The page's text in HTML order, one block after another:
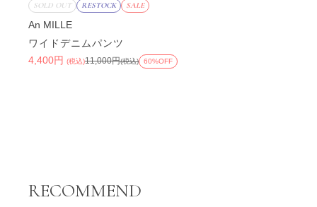
SOLD OUT RESTOCK SALE
An MILLE
ワイドデニムパンツ
4,400円 (税込)11,000円(税込) 60%OFF
RECOMMEND